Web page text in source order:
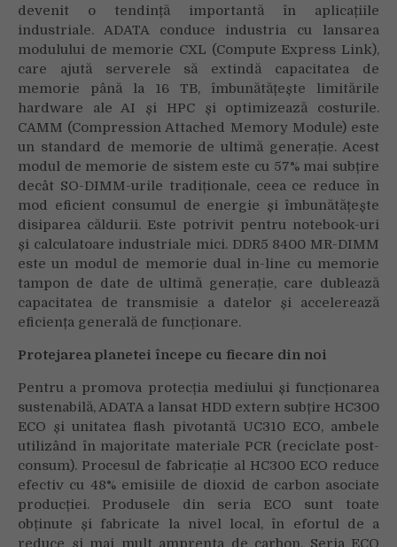
devenit o tendință importantă în aplicațiile
industriale. ADATA conduce industria cu lansarea
modulului de memorie CXL (Compute Express Link),
care ajută serverele să extindă capacitatea de
memorie până la 16 TB, îmbunătățește limitările
hardware ale AI și HPC și optimizează costurile.
CAMM (Compression Attached Memory Module) este
un standard de memorie de ultimă generație. Acest
modul de memorie de sistem este cu 57% mai subțire
decât SO-DIMM-urile tradiționale, ceea ce reduce în
mod eficient consumul de energie și îmbunătățește
disiparea căldurii. Este potrivit pentru notebook-uri
și calculatoare industriale mici. DDR5 8400 MR-DIMM
este un modul de memorie dual in-line cu memorie
tampon de date de ultimă generație, care dublează
capacitatea de transmisie a datelor și accelerează
eficiența generală de funcționare.
Protejarea planetei începe cu fiecare din noi
Pentru a promova protecția mediului și funcționarea
sustenabilă, ADATA a lansat HDD extern subțire HC300
ECO și unitatea flash pivotantă UC310 ECO, ambele
utilizând în majoritate materiale PCR (reciclate post-
consum). Procesul de fabricație al HC300 ECO reduce
efectiv cu 48% emisiile de dioxid de carbon asociate
producției. Produsele din seria ECO sunt toate
obținute și fabricate la nivel local, în efortul de a
reduce și mai mult amprenta de carbon. Seria ECO